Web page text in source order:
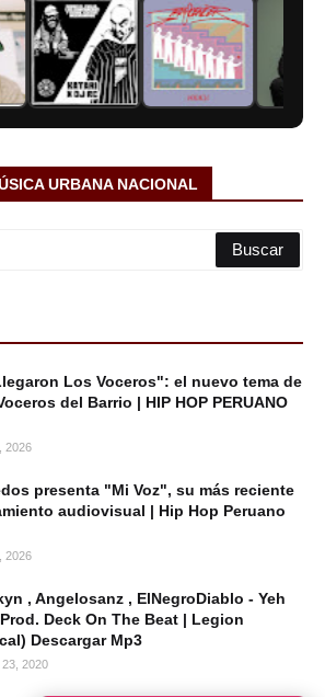
URBANA NACIONAL
Los Voceros": el nuevo tema de
del Barrio | HIP HOP PERUANO
2026
presenta "Mi Voz", su más reciente
audiovisual | Hip Hop Peruano
2026
, Angelosanz , ElNegroDiablo - Yeh
Deck On The Beat | Legion
Descargar Mp3
2020